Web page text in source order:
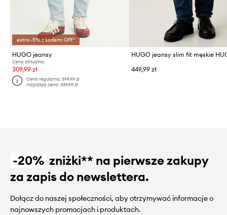
extra -5% z kodem: OFF*
HUGO jeansy
Cena aktualna:
309,99 zł
Cena regularna:599,99 zł
Najniższa cena:339,99 zł
HUGO jeansy slim fit męskie
449,99 zł
-20% zniżki** na pierwsze zakupy
za zapis do newslettera.
Dołącz do naszej społeczności, aby otrzymywać informacje o
najnowszych promocjach i produktach.